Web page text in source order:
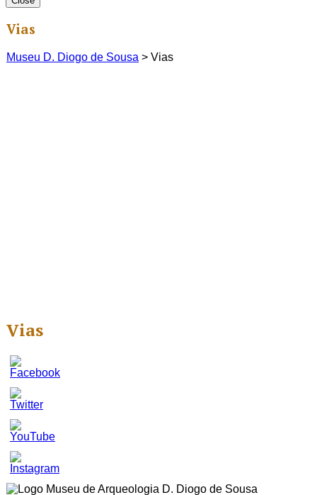
Vias
Museu D. Diogo de Sousa > Vias
Vias
Set
Youtube
Channel
ID